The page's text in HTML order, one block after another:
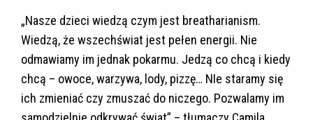
„Nasze dzieci wiedzą czym jest breatharianism.
Wiedzą, że wszechświat jest pełen energii. Nie
odmawiamy im jednak pokarmu. Jedzą co chcą i kiedy
chcą – owoce, warzywa, lody, pizzę… NIe staramy się
ich zmieniać czy zmuszać do niczego. Pozwalamy im